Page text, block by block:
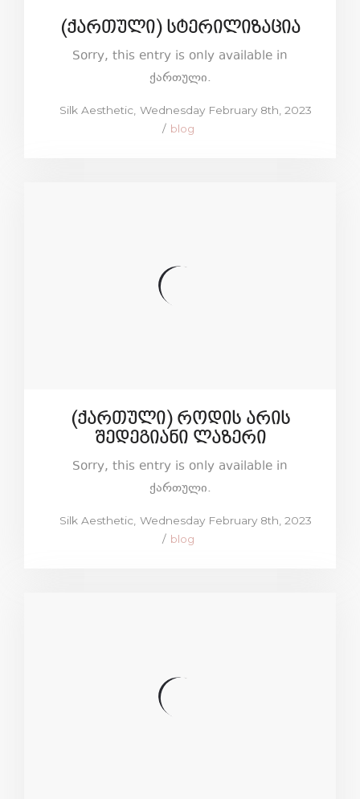
(ქართული) სტერილიზაცია
Sorry, this entry is only available in
ქართული.
Silk Aesthetic Posted
Wednesday February 8th, 2023
Posted
blog
(ქართული) როდის არის
შედეგიანი ლაზერი
Sorry, this entry is only available in
ქართული.
Silk Aesthetic Posted
Wednesday February 8th, 2023
Posted
blog